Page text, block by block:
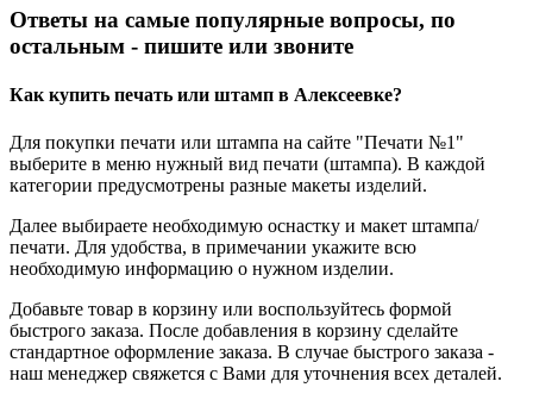
Ответы на самые популярные вопросы, по
остальным - пишите или звоните
Как купить печать или штамп в Алексеевке?
Для покупки печати или штампа на сайте "Печати №1"
выберите в меню нужный вид печати (штампа). В каждой
категории предусмотрены разные макеты изделий.
Далее выбираете необходимую оснастку и макет штампа/
печати. Для удобства, в примечании укажите всю
необходимую информацию о нужном изделии.
Добавьте товар в корзину или воспользуйтесь формой
быстрого заказа. После добавления в корзину сделайте
стандартное оформление заказа. В случае быстрого заказа -
наш менеджер свяжется с Вами для уточнения всех деталей.